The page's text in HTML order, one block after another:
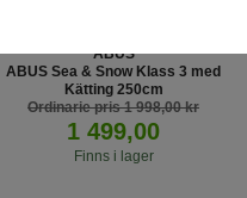
ABUS
ABUS Sea & Snow Klass 3 med
Kätting 250cm
Abus Låspaket klass 3 Sea & Snow
Ordinarie pris 1 998,00 kr
1 499,00
Finns i lager